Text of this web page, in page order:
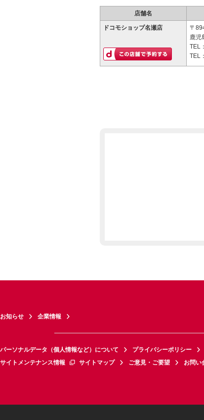
店舗名
ドコモショップ名瀬店
〒
鹿児
TEL：
TEL：
お知らせ 企業情報
パーソナルデータ（個人情報など）について プライバシーポリシー
サイトメンテナンス情報
サイトマップ ご意見・ご要望 お問い